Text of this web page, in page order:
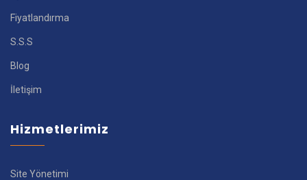
Fiyatlandırma
S.S.S
Blog
İletişim
Hizmetlerimiz
Site Yönetimi